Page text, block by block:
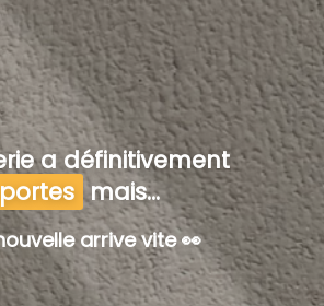
a définitivement
mais...
arrive vite 👀